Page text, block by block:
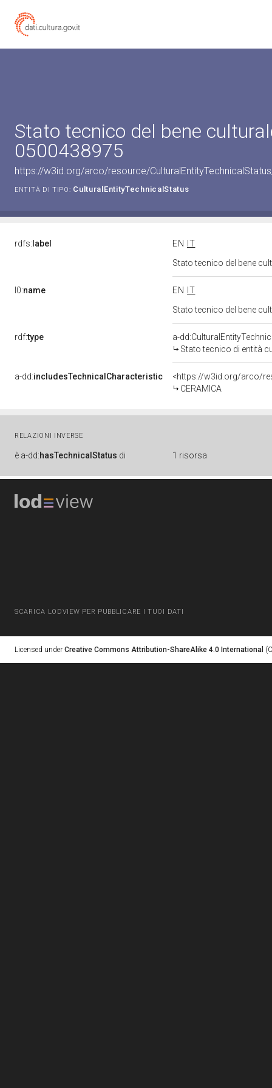
Stato tecnico del bene
0500438975
https://w3id.org/arco/resource/
ENTITÀ DI TIPO: CulturalEntityTechnicalStatus
rdfs: label EN
IT
Stato tecnico del bene
l0:name EN
IT
Stato tecnico del bene
rdf:type
a-
Stato tecnico di entità
a-dd:includesTechnicalCharacteristic
<https://w3id.org/arco/
CERAMICA
RELAZIONI INVERSE
è a-dd:hasTechnicalStatus di 1 risorsa
SCARICA LODVIEW PER PUBBLICARE I TUOI DATI
Licensed under Creative Commons Attribution-ShareAlike 4.0 International